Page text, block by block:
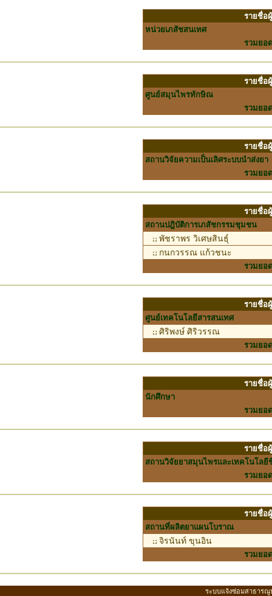
รายชื่อ
หน่วยเภสัชสนเทศ
รวมยอด
รายชื่อ
ศูนย์สมุนไพรทักษิณ
รวมยอด
รายชื่อ
สถานวิจัยความเป็นเลิศระบบนำส่งยา
รวมยอด
รายชื่อ
สถานปฎิบัติการเภสัชกรรมชุมชน
พัชราพร วิเศษสินธุ์
กนกวรรณ แก้วชนะ
รวมยอด
รายชื่อ
ศูนย์เทคโนโลยีสารสนเทศ
ศิริพงษ์ ศิริวรรณ
รวมยอด
รายชื่อ
นักศึกษา
รวมยอด
รายชื่อ
สถานวิจัยยาสมุนไพรและเทคโนโลยี
รวมยอด
รายชื่อ
สถานที่ผลิตยาแผนโบราณ
จิรนันท์ ขุนอิน
รวมยอด
ระบบแจ้งซ่อมสาธาร